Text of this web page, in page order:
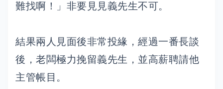
難找啊！」非要見見義先生不可。
結果兩人見面後非常投緣，經過一番長談
後，老闆極力挽留義先生，並高薪聘請他
主管帳目。